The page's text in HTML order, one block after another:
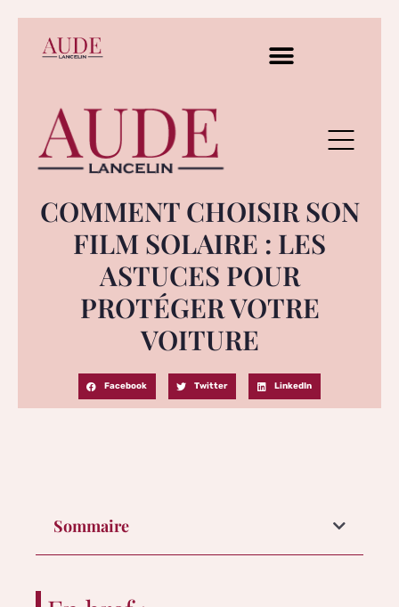
COMMENT CHOISIR SON
FILM SOLAIRE : LES
ASTUCES POUR
PROTÉGER VOTRE
VOITURE
Facebook Twitter LinkedIn
Sommaire